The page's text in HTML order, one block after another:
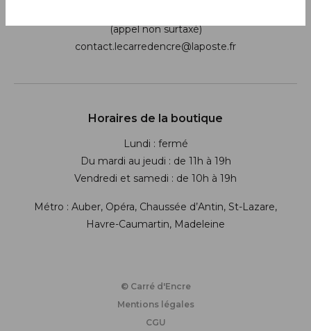
(appel non surtaxé)
contact.lecarredencre@laposte.fr
Horaires de la boutique
Lundi : fermé
Du mardi au jeudi : de 11h à 19h
Vendredi et samedi : de 10h à 19h
Métro : Auber, Opéra, Chaussée d’Antin, St-Lazare,
Havre-Caumartin, Madeleine
© Carré d'Encre
Mentions légales
CGU